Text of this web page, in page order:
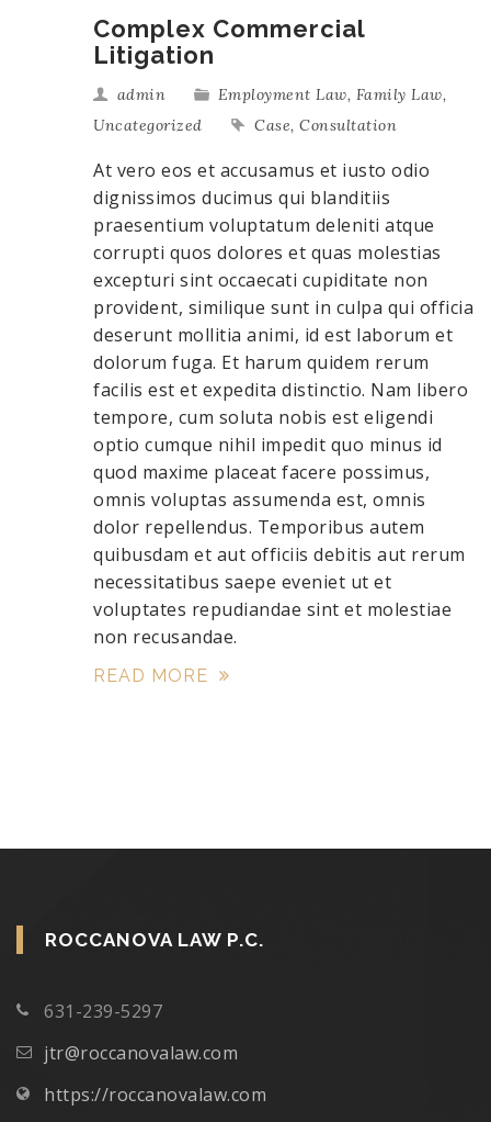
Complex Commercial
Litigation
admin Employment Law, Family Law,
Uncategorized
Case, Consultation
At vero eos et accusamus et iusto odio
dignissimos ducimus qui blanditiis
praesentium voluptatum deleniti atque
corrupti quos dolores et quas molestias
excepturi sint occaecati cupiditate non
provident, similique sunt in culpa qui officia
deserunt mollitia animi, id est laborum et
dolorum fuga. Et harum quidem rerum
facilis est et expedita distinctio. Nam libero
tempore, cum soluta nobis est eligendi
optio cumque nihil impedit quo minus id
quod maxime placeat facere possimus,
omnis voluptas assumenda est, omnis
dolor repellendus. Temporibus autem
quibusdam et aut officiis debitis aut rerum
necessitatibus saepe eveniet ut et
voluptates repudiandae sint et molestiae
non recusandae.
READ MORE
ROCCANOVA LAW P.C.
631-239-5297
jtr@roccanovalaw.com
https://roccanovalaw.com